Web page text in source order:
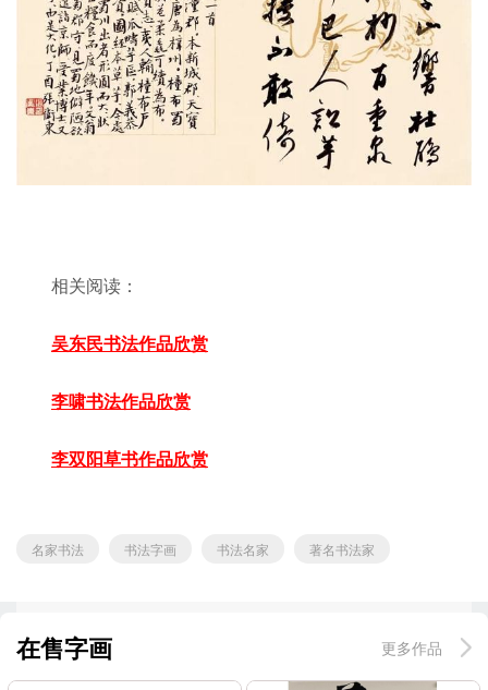
相关阅读：
吴东民书法作品欣赏
李啸书法作品欣赏
李双阳草书作品欣赏
名家书法 书法字画 书法名家 著名书法家
在售字画 更多作品